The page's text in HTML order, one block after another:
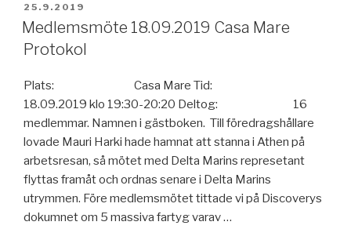
JULKAISTU
25.9.2019
Medlemsmöte 18.09.2019 Casa Mare
Protokol
Plats: Casa Mare Tid:
18.09.2019 klo 19:30-20:20 Deltog: 16
medlemmar. Namnen i gästboken. Till föredragshållare
lovade Mauri Harki hade hamnat att stanna i Athen på
arbetsresan, så mötet med Delta Marins represetant
flyttas framåt och ordnas senare i Delta Marins
utrymmen. Före medlemsmötet tittade vi på Discoverys
dokumnet om 5 massiva fartyg varav …